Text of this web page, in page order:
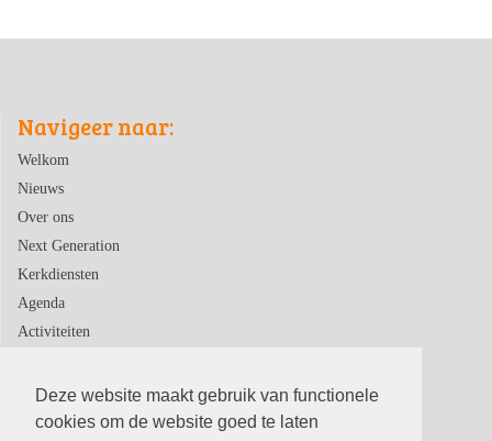
Deze website maakt gebruik van functionele
cookies om de website goed te laten
Navigeer naar:
Welkom
Nieuws
Over ons
Next Generation
Kerkdiensten
Agenda
Activiteiten